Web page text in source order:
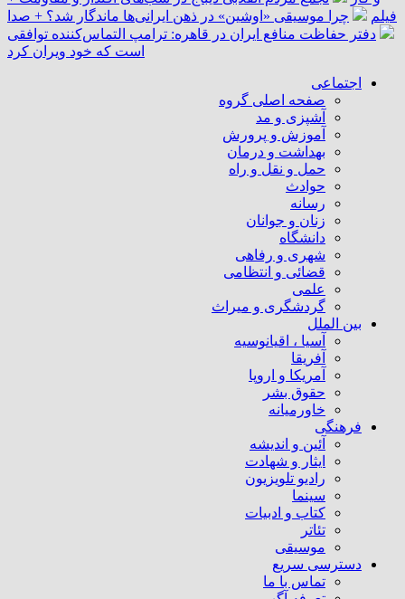
فیلم
چرا موسیقی «اوشین» در ذهن ایرانی‌ها ماندگار شد؟ + صدا
دفتر حفاظت منافع ایران در قاهره: ترامپ التماس‌کننده توافقی
است که خود ویران کرد
اجتماعی
صفحه اصلی گروه
آشپزی و مد
آموزش و پرورش
بهداشت و درمان
حمل و نقل و راه
حوادث
رسانه
زنان و جوانان
دانشگاه
شهری و رفاهی
قضائی و انتظامی
علمی
گردشگری و میراث
بین الملل
آسیا ، اقیانوسیه
آفریقا
آمریکا و اروپا
حقوق بشر
خاورمیانه
فرهنگی
آئین و اندیشه
ایثار و شهادت
رادیو تلویزیون
سینما
کتاب و ادبیات
تئاتر
موسیقی
دسترسی سریع
تماس با ما